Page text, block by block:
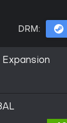
DRM: